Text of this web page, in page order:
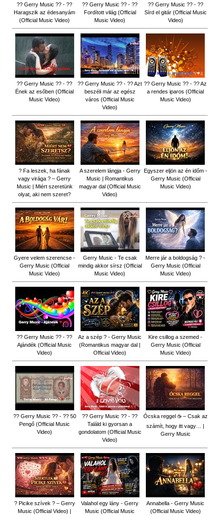
?? Gerry Music ?? - ??
Haragszik az édesanyám
(Official Music Video)
?? Gerry Music ?? - ??
Fordított világ (Official
Music Video)
?? Gerry Music ?? - ??
Sírd el gitár (Official Music
Video)
?? Gerry Music ?? - ??
Ének az esőben (Official
Music Video)
?? Gerry Music ?? - ?? Azt
beszéli már az egész
város (Official Music
Video)
?? Gerry Music ?? - ?? Az
a rendes iparos (Official
Music Video)
? Fa leszek, ha fának
vagy virága ? – Gerry
Music | Miért szeretünk
olyat, aki nem szeret?
A szerelem lángja - Gerry
Music | Romantikus
magyar dal (Official Music
Video)
Egyszer eljön az én időm -
Gerry Music (Official
Music Video)
Gyere velem szerencse -
Gerry Music (Official
Music Video)
Gerry Music - Te csak
mindig akkor sírsz (Official
Music Video)
Merre jár a boldogság ? -
Gerry Music (Official
Music Video)
?? Gerry Music ?? - ??
Ajándék (Official Music
Video)
Az a szép ? - Gerry Music
(Romantikus magyar dal |
Official Video)
Kire csillog a szemed -
Gerry Music (Official
Music Video)
?? Gerry Music ?? - ?? 50
Pengő (Official Music
Video)
?? Gerry Music ?? - ??
Találd ki gyorsan a
gondolatom (Official Music
Video)
Ócska reggel ☕ – Csak az
számít, hogy itt vagy… |
Gerry Music
? Picike szívek ? – Gerry
Music (Official Video) |
Valahol egy lány - Gerry
Music (Official Music
Annabella - Gerry Music
(Official Music Video)